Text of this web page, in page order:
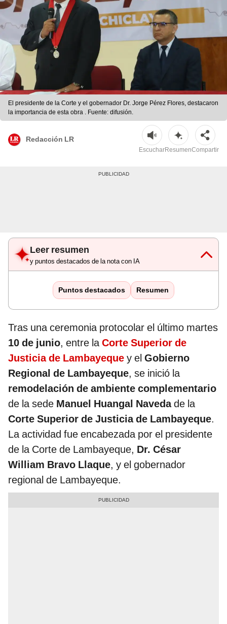
El presidente de la Corte y el gobernador Dr. Jorge Pérez Flores, destacaron
la importancia de esta obra . Fuente: difusión.
Redacción LR
EscucharResumenCompartir
Leer resumen
y puntos destacados de la nota con IA
Puntos destacados Resumen
Tras una ceremonia protocolar el último martes
10 de junio, entre laCorte Superior de
Justicia de Lambayeque y el Gobierno
Regional de Lambayeque, se inició la
remodelación de ambiente complementario
de la sede Manuel Huangal Navedade la
Corte Superior de Justicia de Lambayeque.
La actividad fue encabezada por el presidente
de la Corte de Lambayeque, Dr. César
William Bravo Llaque, y el gobernador
regional de Lambayeque.